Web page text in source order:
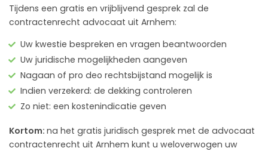
Tijdens een gratis en vrijblijvend gesprek zal de
contractenrecht advocaat uit Arnhem:
Uw kwestie bespreken en vragen beantwoorden
Uw juridische mogelijkheden aangeven
Nagaan of pro deo rechtsbijstand mogelijk is
Indien verzekerd: de dekking controleren
Zo niet: een kostenindicatie geven
Kortom: na het gratis juridisch gesprek met de advocaat
contractenrecht uit Arnhem kunt u weloverwogen uw